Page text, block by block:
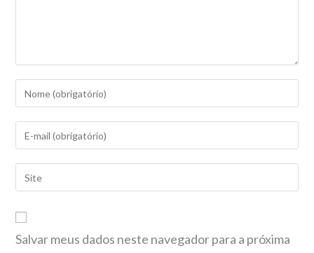
Salvar meus dados neste navegador para a próxima